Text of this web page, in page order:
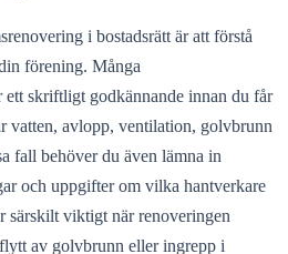
i bostadsrätt är att förstå
förening. Många
ett skriftligt godkännande innan du får
vatten, avlopp, ventilation, golvbrunn
fall behöver du även lämna in
och uppgifter om vilka hantverkare
särskilt viktigt när renoveringen
av golvbrunn eller ingrepp i